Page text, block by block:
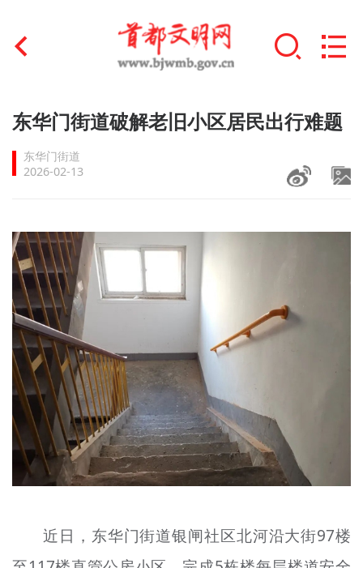
首页
文明创建
文明培育
+
未成年人思想道德建设
榜样人物
身边好人
文明评论
北京宣传文化引导基金
宣传思想文化人才
资料库
+
东华门街道破解老旧小区居民出行难题
东华门街道
2026-02-13
近日，东华门街道银闸社区北河沿大街97楼